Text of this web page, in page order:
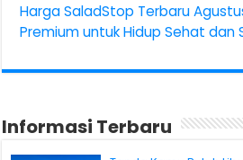
Harga SaladStop Terbaru
Premium untuk Hidup Sehat dan
Informasi Terbaru